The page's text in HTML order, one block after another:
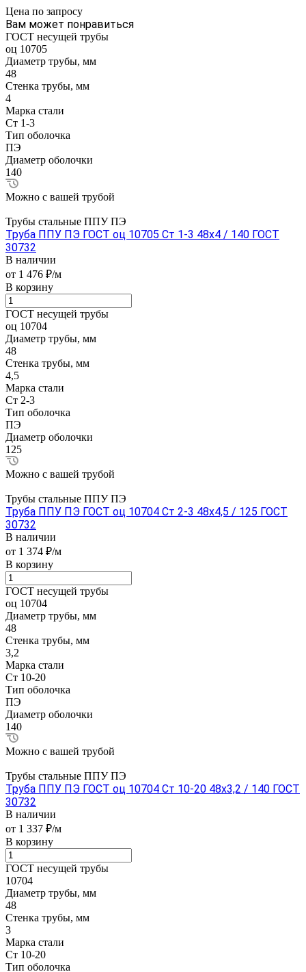
Цена по запросу
Вам может понравиться
ГОСТ несущей трубы
оц 10705
Диаметр трубы, мм
48
Стенка трубы, мм
4
Марка стали
Ст 1-3
Тип оболочка
ПЭ
Диаметр оболочки
140
Можно с вашей трубой
Трубы стальные ППУ ПЭ
Труба ППУ ПЭ ГОСТ оц 10705 Ст 1-3 48x4 / 140 ГОСТ
30732
В наличии
от 1 476 ₽/м
В корзину
ГОСТ несущей трубы
оц 10704
Диаметр трубы, мм
48
Стенка трубы, мм
4,5
Марка стали
Ст 2-3
Тип оболочка
ПЭ
Диаметр оболочки
125
Можно с вашей трубой
Трубы стальные ППУ ПЭ
Труба ППУ ПЭ ГОСТ оц 10704 Ст 2-3 48x4,5 / 125 ГОСТ
30732
В наличии
от 1 374 ₽/м
В корзину
ГОСТ несущей трубы
оц 10704
Диаметр трубы, мм
48
Стенка трубы, мм
3,2
Марка стали
Ст 10-20
Тип оболочка
ПЭ
Диаметр оболочки
140
Можно с вашей трубой
Трубы стальные ППУ ПЭ
Труба ППУ ПЭ ГОСТ оц 10704 Ст 10-20 48x3,2 / 140 ГОСТ
30732
В наличии
от 1 337 ₽/м
В корзину
ГОСТ несущей трубы
10704
Диаметр трубы, мм
48
Стенка трубы, мм
3
Марка стали
Ст 10-20
Тип оболочка